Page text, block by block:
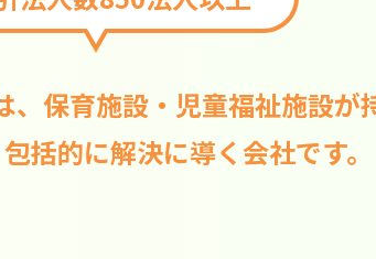
、保育施設・児童福祉施設が
括的に解決に導く会社です。